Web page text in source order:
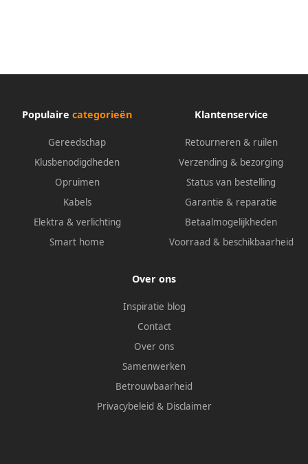
Populaire categorieën
Gereedschap
Klusbenodigdheden
Opruimen
Kabels
Elektra & verlichting
Smart home
Klantenservice
Retourneren & ruilen
Verzending & bezorging
Status van bestelling
Garantie & reparatie
Betaalmogelijkheden
Voorraad & beschikbaarheid
Over ons
Inspiratie blog
Contact
Over ons
Samenwerken
Betrouwbaarheid
Privacybeleid & Disclaimer